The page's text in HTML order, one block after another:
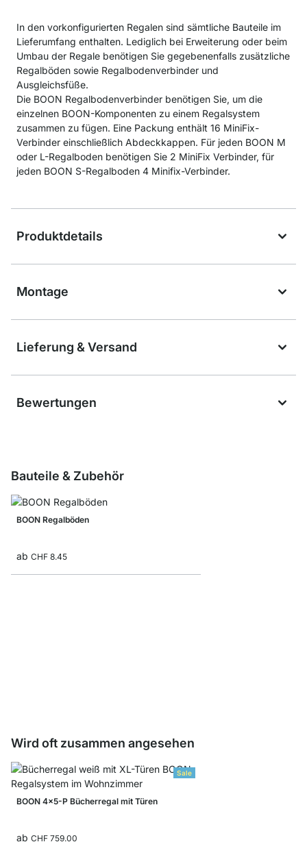
In den vorkonfigurierten Regalen sind sämtliche Bauteile im
Lieferumfang enthalten. Lediglich bei Erweiterung oder beim
Umbau der Regale benötigen Sie gegebenenfalls zusätzliche
Regalböden sowie Regalbodenverbinder und
Ausgleichsfüße.
Die BOON Regalbodenverbinder benötigen Sie, um die
einzelnen BOON-Komponenten zu einem Regalsystem
zusammen zu fügen. Eine Packung enthält 16 MiniFix-
Verbinder einschließlich Abdeckkappen. Für jeden BOON M
oder L-Regalboden benötigen Sie 2 MiniFix Verbinder, für
jeden BOON S-Regalboden 4 Minifix-Verbinder.
Produktdetails
Montage
Lieferung & Versand
Bewertungen
Bauteile & Zubehör
BOON Regalböden
ab CHF 8.45
Wird oft zusammen angesehen
Sale
BOON 4x5-P Bücherregal mit Türen
ab CHF 759.00